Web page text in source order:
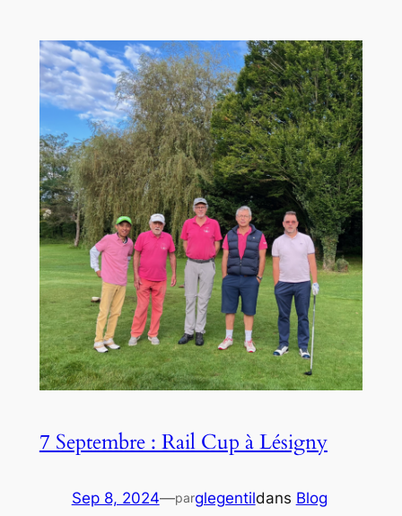
7 Septembre : Rail Cup à Lésigny
Sep 8, 2024—parglegentildans Blog